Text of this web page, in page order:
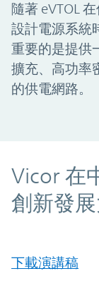
隨著 eVTOL
設計電源系統
重要的是提供
擴充、高功率
的供電網路。
Vicor 在
創新發
下載演講稿